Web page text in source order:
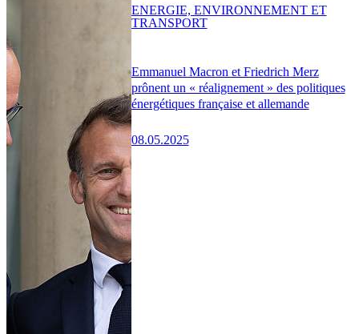
Emmanuel Macron et Friedrich Merz
prônent un « réalignement » des politiques
énergétiques française et allemande
08.05.2025
ENERGIE, ENVIRONNEMENT ET
TRANSPORT